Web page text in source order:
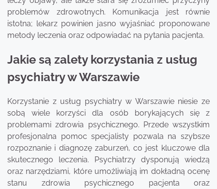
problemów zdrowotnych. Komunikacja jest równie
istotna; lekarz powinien jasno wyjaśniać proponowane
metody leczenia oraz odpowiadać na pytania pacjenta.
Jakie są zalety korzystania z usług
psychiatry w Warszawie
Korzystanie z usług psychiatry w Warszawie niesie ze
sobą wiele korzyści dla osób borykających się z
problemami zdrowia psychicznego. Przede wszystkim
profesjonalna pomoc specjalisty pozwala na szybsze
rozpoznanie i diagnozę zaburzeń, co jest kluczowe dla
skutecznego leczenia. Psychiatrzy dysponują wiedzą
oraz narzędziami, które umożliwiają im dokładną ocenę
stanu zdrowia psychicznego pacjenta oraz